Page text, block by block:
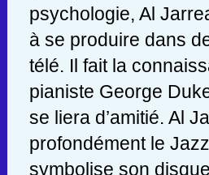
psychologie, Al
à se produire dans
télé. Il fait la
pianiste George
se liera d’amitié. Al
profondément le
symbolise son